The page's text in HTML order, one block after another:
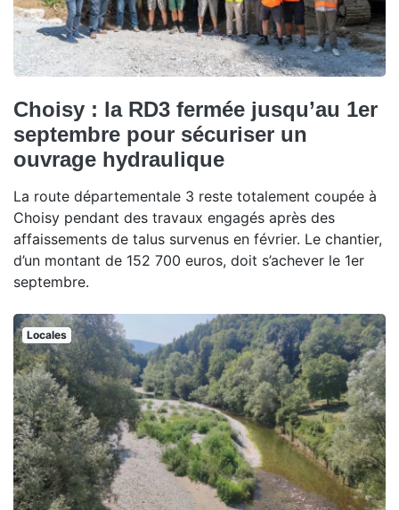
Choisy : la RD3 fermée jusqu’au 1er
septembre pour sécuriser un
ouvrage hydraulique
La route départementale 3 reste totalement coupée à
Choisy pendant des travaux engagés après des
affaissements de talus survenus en février. Le chantier,
d’un montant de 152 700 euros, doit s’achever le 1er
septembre.
Locales